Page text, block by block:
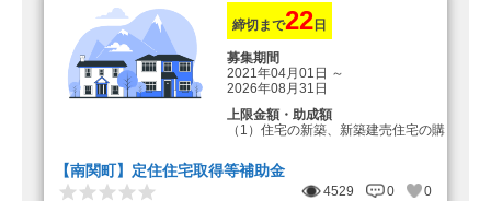
締切まで22日
募集期間
2021年04月01日 ～
2026年08月31日
上限金額・助成額
（1）住宅の新築、新築建売住宅の購
登録事業者利用の場合25万円加
算（50万円＋25万円加算＝75万円）
【南関町】定住住宅取得等補助金
4529 0
0